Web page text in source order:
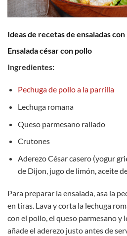
Ideas de recetas de ensaladas
Ensalada césar con pollo
Ingredientes:
Pechuga de pollo a la parrilla
Lechuga romana
Queso parmesano rallado
Crutones
Aderezo César casero (yogur
de Dijon, jugo de limón, aceite
Para preparar la ensalada, asa la
en tiras. Lava y corta la lechuga
con el pollo, el queso parmesano y
añade el aderezo justo antes de